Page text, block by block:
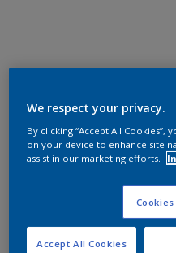
We respect your privacy.
By clicking “Accept All
on your device to enhance site
assist in our marketing efforts.
Accept All Cookies